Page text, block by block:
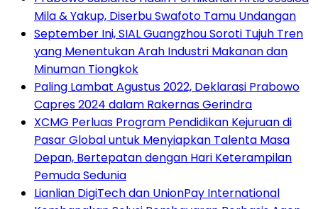
Mila & Yakup, Diserbu Swafoto Tamu Undangan
September Ini, SIAL Guangzhou Soroti Tujuh Tren
yang Menentukan Arah Industri Makanan dan
Minuman Tiongkok
Paling Lambat Agustus 2022, Deklarasi Prabowo
Capres 2024 dalam Rakernas Gerindra
XCMG Perluas Program Pendidikan Kejuruan di
Pasar Global untuk Menyiapkan Talenta Masa
Depan, Bertepatan dengan Hari Keterampilan
Pemuda Sedunia
Lianlian DigiTech dan UnionPay International